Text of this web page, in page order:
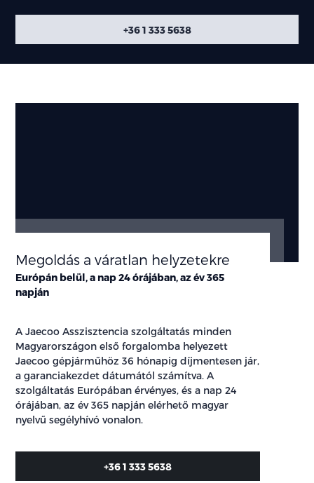
+36 1 333 5638
Megoldás a váratlan helyzetekre
Európán belül, a nap 24 órájában, az év 365
napján
A Jaecoo Asszisztencia szolgáltatás minden
Magyarországon első forgalomba helyezett
Jaecoo gépjárműhöz 36 hónapig díjmentesen jár,
a garanciakezdet dátumától számítva. A
szolgáltatás Európában érvényes, és a nap 24
órájában, az év 365 napján elérhető magyar
nyelvű segélyhívó vonalon.
+36 1 333 5638